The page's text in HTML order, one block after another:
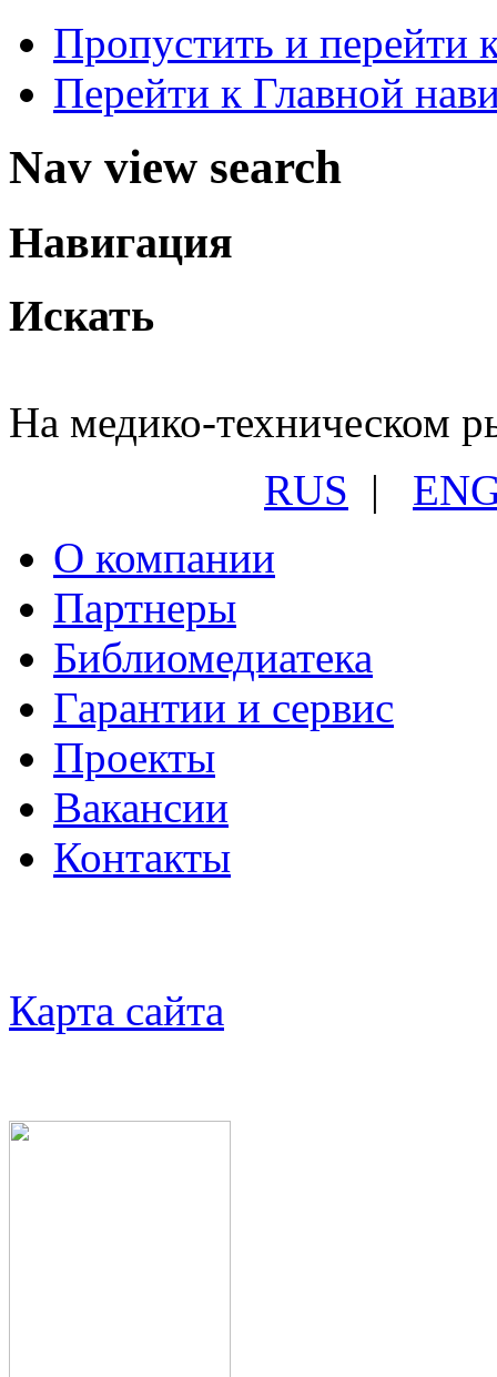
Пропустить и перейти
Перейти к Главной
Nav view search
Навигация
Искать
На медико-техническом
RUS |
О компании
Партнеры
Библиомедиатека
Гарантии и сервис
Проекты
Вакансии
Контакты
Карта сайта